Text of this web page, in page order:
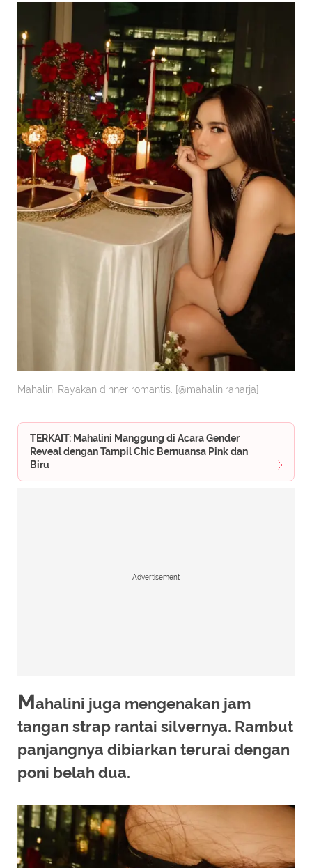
Mahalini Rayakan dinner romantis. [@mahaliniraharja]
TERKAIT: Mahalini Manggung di Acara Gender
Reveal dengan Tampil Chic Bernuansa Pink dan
Biru
Advertisement
Mahalini juga mengenakan jam
tangan strap rantai silvernya. Rambut
panjangnya dibiarkan terurai dengan
poni belah dua.